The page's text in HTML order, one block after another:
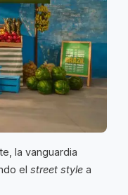
la vanguardia
el street style a